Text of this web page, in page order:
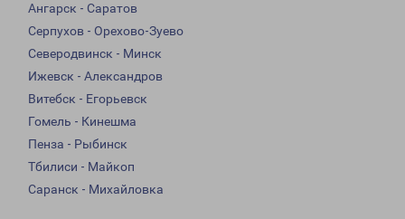
Ангарск - Саратов
Серпухов - Орехово-Зуево
Северодвинск - Минск
Ижевск - Александров
Витебск - Егорьевск
Гомель - Кинешма
Пенза - Рыбинск
Тбилиси - Майкоп
Саранск - Михайловка